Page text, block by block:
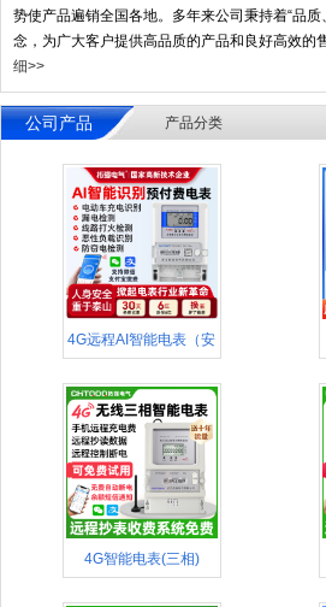
势使产品遍销全国各地。多年来公司秉持着“品
念，为广大客户提供高品质的产品和良好高效的
细>>
公司产品 产品分类
4G远程AI智能电表（安
4G智能电表(三相)